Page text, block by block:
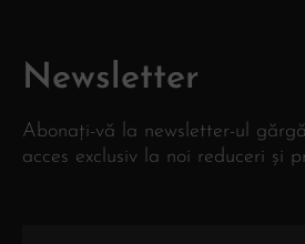
Newsletter
Abonați-vă la newsletter-ul
acces exclusiv la noi reduceri și